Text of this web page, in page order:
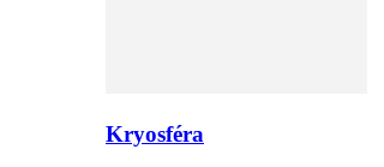
Kryosféra